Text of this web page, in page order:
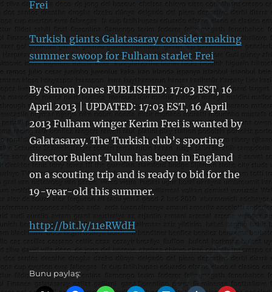
Turkish giants Galatasaray consider making
summer swoop for Fulham starlet Frei
By Simon Jones PUBLISHED: 17:03 EST, 16
April 2013 | UPDATED: 17:03 EST, 16 April
2013 Fulham winger Kerim Frei is wanted by
Galatasaray. The Turkish club’s sporting
director Bulent Tulun has been in England
on a scouting trip and is ready to bid for the
19-year-old this summer.
http://bit.ly/11eRWdH
Bunu paylaş: